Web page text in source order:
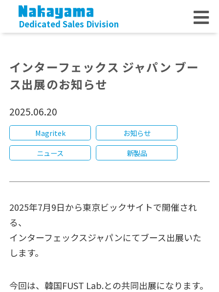
Dedicated Sales Division
インターフェックス ジャパン ブー
ス出展のお知らせ
2025.06.20
Magritek
お知らせ
ニュース
新製品
2025年7月9日から東京ビックサイトで開催され
る、
インターフェックスジャパンにてブース出展いた
します。
今回は、韓国FUST Lab.との共同出展になります。